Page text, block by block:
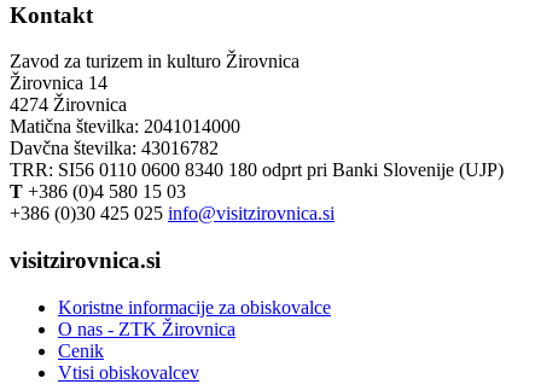
Kontakt
Zavod za turizem in kulturo Žirovnica
Žirovnica 14
4274 Žirovnica
Matična številka: 2041014000
Davčna številka: 43016782
TRR: SI56 0110 0600 8340 180 odprt pri Banki Slovenije (UJP)
T +386 (0)4 580 15 03
+386 (0)30 425 025 info@visitzirovnica.si
visitzirovnica.si
Koristne informacije za obiskovalce
O nas - ZTK Žirovnica
Cenik
Vtisi obiskovalcev